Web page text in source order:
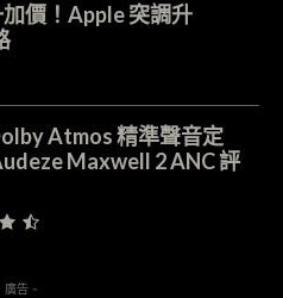
價！Apple 突調升
Atmos 精準聲音定
Maxwell 2 ANC 評
廣告 -